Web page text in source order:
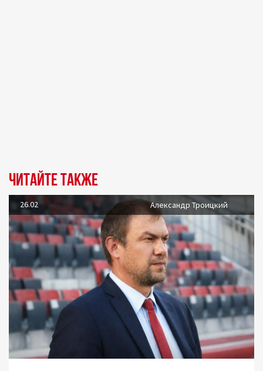
Читайте также
26.02 Александр Троицкий